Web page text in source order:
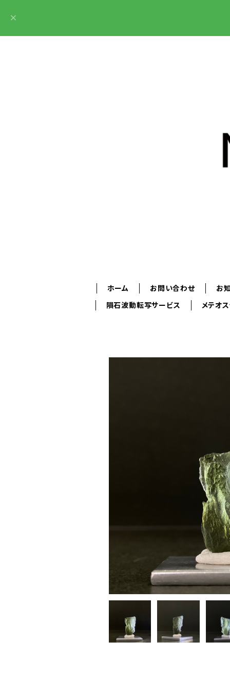
ホーム お問い合わせ
お
隕石波動転写サービス
メテオ